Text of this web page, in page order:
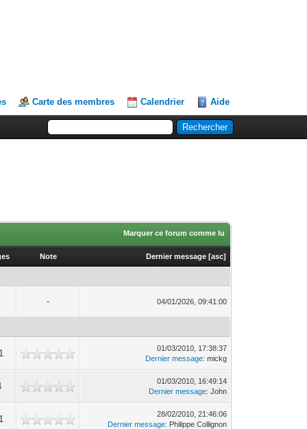
Carte des membres Calendrier Aide
Marquer ce forum comme lu
Note Dernier message [asc]
- 04/01/2026, 09:41:00
01/03/2010, 17:38:37
Dernier message: mickg
01/03/2010, 16:49:14
Dernier message: John
28/02/2010, 21:46:06
Dernier message: Philippe Collignon